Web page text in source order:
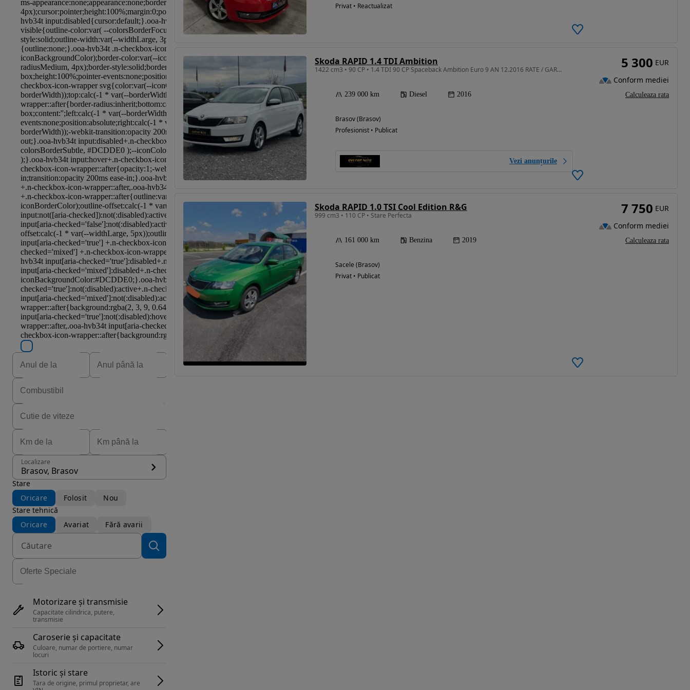
Eligibil pentru
Localizare
Brasov, Brasov
Stare
Oricare
Folosit
Nou
Stare tehnică
Oricare
Avariat Fără avarii
Motorizare și transmisie
Capacitate cilindrica, putere,
transmisie
Caroserie și capacitate
Culoare, numar de portiere, numar
locuri
Istoric și stare
Tara de origine, primul proprietar, are
Privat • Reactualizat
Skoda RAPID 1.4 TDI Ambition
1422 cm3 • 90 CP • 1.4 TDI 90 CP Spaceback Ambition Euro 9 AN 12.2016 RATE / GARANTIE 1AN
239 000 km Diesel 2016
Brasov (Brasov)
Profesionist • Publicat
Vezi anunțurile
5 300 EUR
Conform mediei
Calculeaza rata
Skoda RAPID 1.0 TSI Cool Edition R&G
999 cm3 • 110 CP • Stare Perfecta
161 000 km Benzina 2019
Sacele (Brasov)
Privat • Publicat
7 750 EUR
Conform mediei
Calculeaza rata